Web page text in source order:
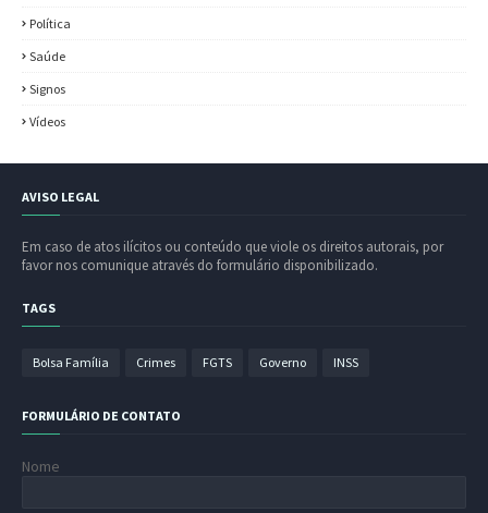
Política
Saúde
Signos
Vídeos
AVISO LEGAL
Em caso de atos ilícitos ou conteúdo que viole os direitos autorais, por
favor nos comunique através do formulário disponibilizado.
TAGS
Bolsa Família Crimes FGTS Governo INSS
FORMULÁRIO DE CONTATO
Nome